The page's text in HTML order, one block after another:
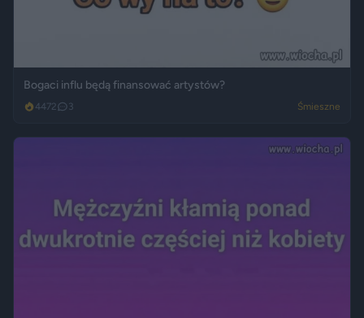
Bogaci influ będą finansować artystów?
4472 3 Śmieszne